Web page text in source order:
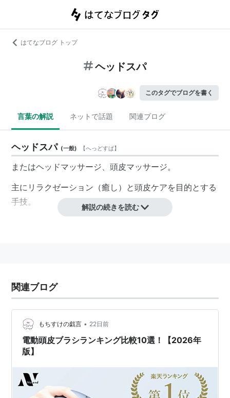
はてなブログ トップ
ヘッドスパ
このタグでブログを書く
言葉の解説 ネットで話題 関連ブログ
ヘッドスパ (一般) 【へっどすぱ】
またはヘッドマッサージ、頭皮マッサージ。
主にリラクゼーション（癒し）と頭皮ケアを目的とする
手技。
解説の続きを読む
関連ブログ
もちすけの戯言 • 22日前
電動頭皮ブラシランキング比較10選！【2026年
版】